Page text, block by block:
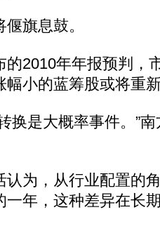
旗息鼓。
2010年年报预判，
幅小的蓝筹股或将重
是大概率事件。”南
为，从行业配置的
一年，这种差异在长